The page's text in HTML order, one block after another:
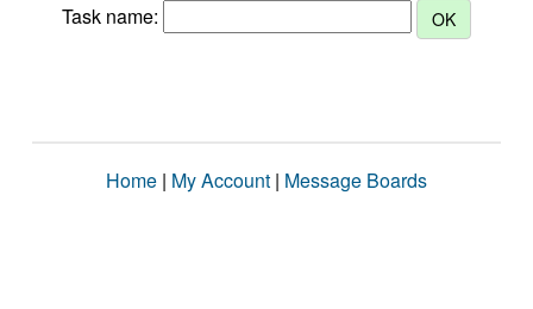
Task name:
Home | My Account | Message Boards